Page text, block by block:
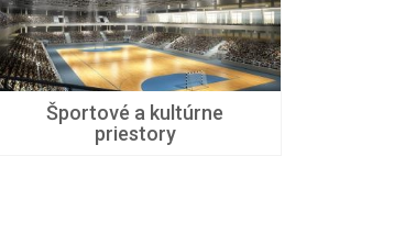
Športové a kultúrne
priestory